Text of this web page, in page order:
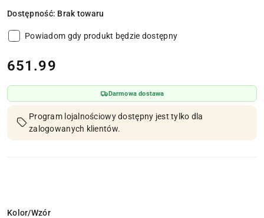
Dostępność: Brak towaru
Powiadom gdy produkt będzie dostępny
cena:
651.99
Darmowa dostawa
Program lojalnościowy dostępny jest tylko dla
zalogowanych klientów.
Wariant
Kolor/Wzór